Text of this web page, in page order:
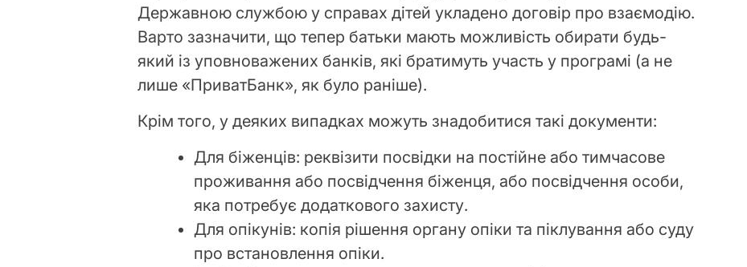
Державною службою у справах дітей укладено договір про взаємодію.
Варто зазначити, що тепер батьки мають можливість обирати будь-
який із уповноважених банків, які братимуть участь у програмі (а не
лише «ПриватБанк», як було раніше).
Крім того, у деяких випадках можуть знадобитися такі документи:
Для біженців: реквізити посвідки на постійне або тимчасове
проживання або посвідчення біженця, або посвідчення особи,
яка потребує додаткового захисту.
Для опікунів: копія рішення органу опіки та піклування або суду
про встановлення опіки.